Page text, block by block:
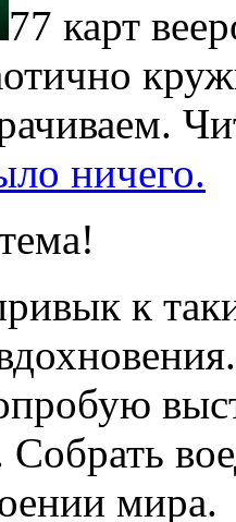
77 карт
ничего.
к
Собрать
мира.